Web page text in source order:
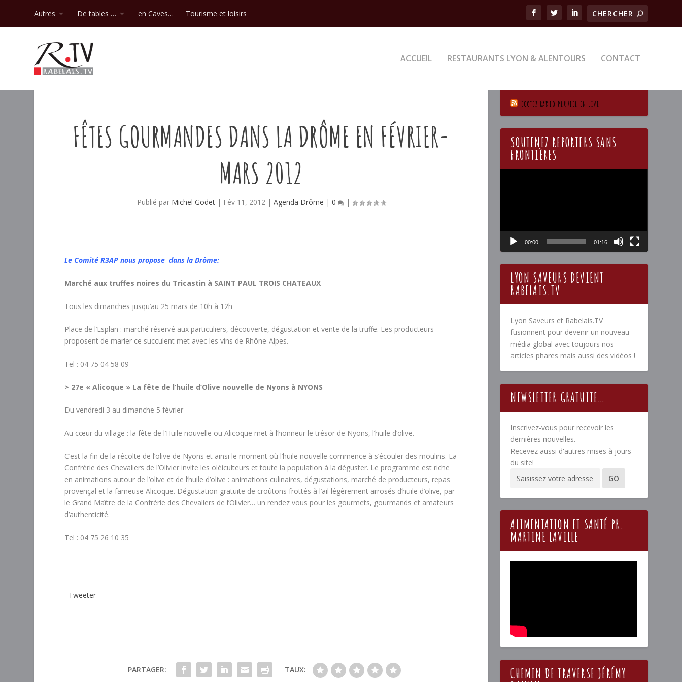
Autres De tables … en Caves… Tourisme et loisirs
ACCUEIL RESTAURANTS LYON & ALENTOURS CONTACT
FÊTES GOURMANDES DANS LA DRÔME EN FÉVRIER-
MARS 2012
Publié par Michel Godet| Fév 11, 2012| Agenda Drôme | 0 |
Le Comité R3AP nous propose dans la Drôme:
Marché aux truffes noires du Tricastin à SAINT PAUL TROIS CHATEAUX
Tous les dimanches jusqu’au 25 mars de 10h à 12h
Place de l’Esplan : marché réservé aux particuliers, découverte, dégustation et vente de la truffe. Les producteurs
proposent de marier ce succulent met avec les vins de Rhône-Alpes.
Tel : 04 75 04 58 09
> 27e « Alicoque » La fête de l’huile d’Olive nouvelle de Nyons à NYONS
Du vendredi 3 au dimanche 5 février
Au cœur du village : la fête de l’Huile nouvelle ou Alicoque met à l’honneur le trésor de Nyons, l’huile d’olive.
C’est la fin de la récolte de l’olive de Nyons et ainsi le moment où l’huile nouvelle commence à s’écouler des moulins. La
Confrérie des Chevaliers de l’Olivier invite les oléiculteurs et toute la population à la déguster. Le programme est riche
en animations autour de l’olive et de l’huile d’olive : animations culinaires, dégustations, marché de producteurs, repas
provençal et la fameuse Alicoque. Dégustation gratuite de croûtons frottés à l’ail légèrement arrosés d’huile d’olive, par
le Grand Maître de la Confrérie des Chevaliers de l’Olivier… un rendez vous pour les gourmets, gourmands et amateurs
d’authenticité.
Tel : 04 75 26 10 35
Tweeter
PARTAGER: TAUX:
ECOTEZ RADIO PLURIEL EN LIVE
SOUTENEZ REPORTERS SANS
FRONTIÈRES
00:00 01:16
LYON SAVEURS DEVIENT
RABELAIS.TV
Lyon Saveurs et Rabelais.TV
fusionnent pour devenir un nouveau
média global avec toujours nos
articles phares mais aussi des vidéos !
NEWSLETTER GRATUITE…
Inscrivez-vous pour recevoir les
dernières nouvelles.
Recevez aussi d'autres mises à jours
du site!
ALIMENTATION ET SANTÉ PR.
MARTINE LAVILLE
CHEMIN DE TRAVERSE JÉRÉMY